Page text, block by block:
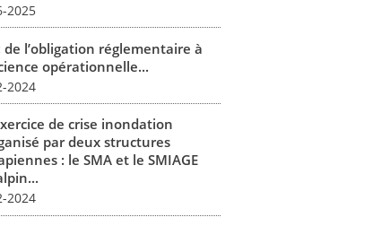
2025
de l’obligation réglementaire à
opérationnelle...
2024
de crise inondation
par deux structures
: le SMA et le SMIAGE
2024